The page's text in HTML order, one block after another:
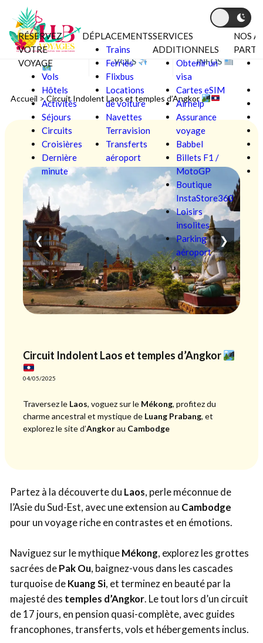
Aller au contenu
RÉSERVEZ
VOTRE
VOYAGE
Vols
Hôtels
Activités
Séjours
Circuits
Croisières
Dernière
minute
DÉPLACEMENTS
Trains
Ferries
Flixbus
Locations
de voiture
Navettes
Terravision
Transferts
aéroport
SERVICES
ADDITIONNELS
Obtenir un
visa
Cartes eSIM
Airhelp
Assurance
voyage
Babbel
Billets F1 /
MotoGP
Boutique
InstaStore360
Loisirs
insolites
Parking
aéroport
NOS
BONS PLANS
VOLS INFOS
Accueil >Circuit Indolent Laos et temples d’Angkor
❮ ❯
Circuit Indolent Laos et temples d’Angkor
04/05/2025
Traversez le Laos, voguez sur le Mékong, profitez du
charme ancestral et mystique de Luang Prabang, et
explorez le site d’Angkorau Cambodge
Partez à la découverte du Laos, perle méconnue de
l’Asie du Sud-Est, avec une extension au Cambodge
pour un voyage riche en contrastes et en émotions.
Naviguez sur le mythiqueMékong, explorez les grottes
sacrées dePak Ou, baignez-vous dans les cascades
turquoise deKuang Si, et terminez en beauté par la
majesté des temples d’Angkor. Le tout lors d’un circuit
de 17 jours, en pension quasi-complète, avec guides
francophones, transferts, vols et hébergements inclus.